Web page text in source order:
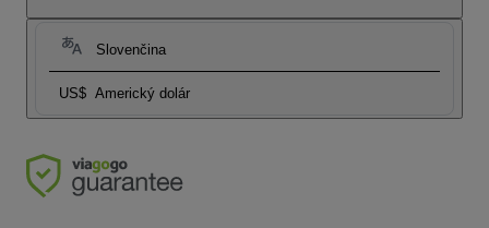
Slovenčina
US$ Americký dolár